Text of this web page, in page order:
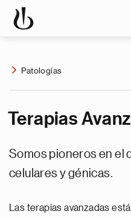
Patologías
Terapias
Somos pioneros en el
celulares y génicas.
Las terapias avanzadas